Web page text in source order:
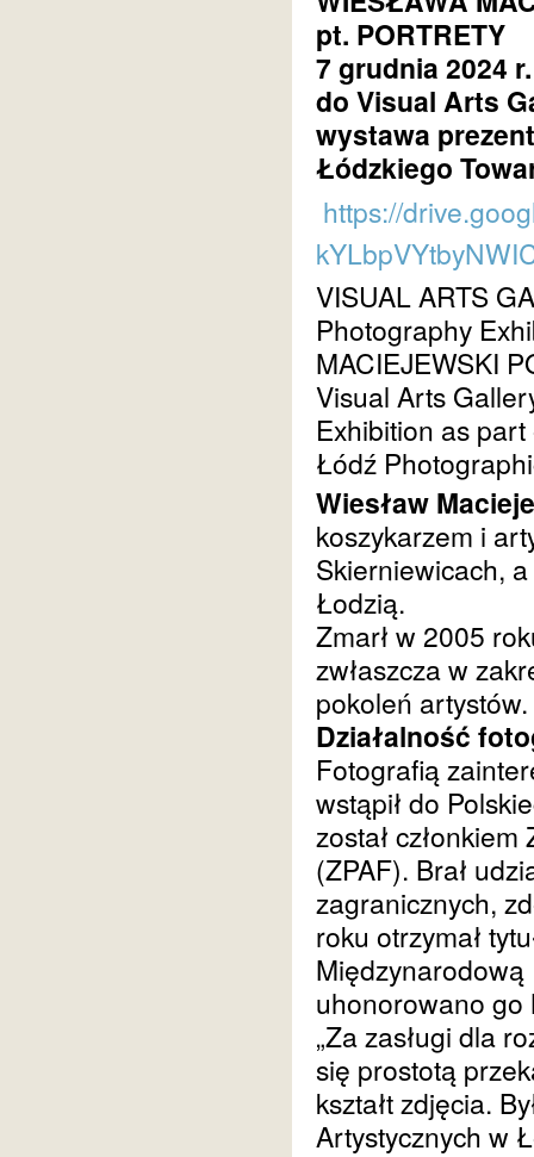
pt. PORTRETY
7 grudnia 2024
do Visual Arts
wystawa
Łódzkiego
https://
VISUAL ARTS
Photography
MACIEJEWSKI
Visual Arts
Exhibition as
Łódź
Wiesław
koszykarzem i
Skierniewicach,
Łodzią.
Zmarł w 2005
zwłaszcza w
pokoleń artystów.
Działalność
Fotografią
wstąpił do
został
(ZPAF). Brał
zagranicznych,
roku otrzymał
uhonorowano go
„Za zasługi dla
się prostotą
kształt zdjęcia.
Artystycznych w